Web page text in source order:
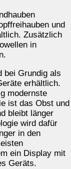
und
Zusätzlich
in
bei Grundig als
erhältlich.
modernste
ist das Obst und
bleibt länger
wird dafür
in den
ein Display mit
Geräts.